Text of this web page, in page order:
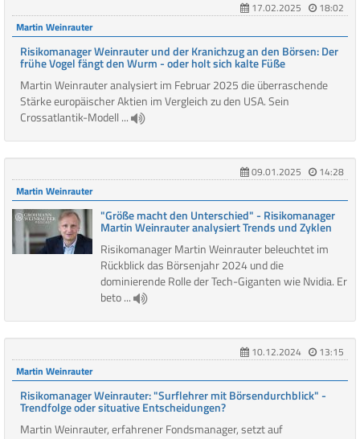
17.02.2025
18:02
Martin Weinrauter
Risikomanager Weinrauter und der Kranichzug an den Börsen: Der
frühe Vogel fängt den Wurm - oder holt sich kalte Füße
Martin Weinrauter analysiert im Februar 2025 die überraschende
Stärke europäischer Aktien im Vergleich zu den USA. Sein
Crossatlantik-Modell ...
09.01.2025
14:28
Martin Weinrauter
"Größe macht den Unterschied" - Risikomanager
Martin Weinrauter analysiert Trends und Zyklen
Risikomanager Martin Weinrauter beleuchtet im
Rückblick das Börsenjahr 2024 und die
dominierende Rolle der Tech-Giganten wie Nvidia. Er
beto ...
10.12.2024
13:15
Martin Weinrauter
Risikomanager Weinrauter: "Surflehrer mit Börsendurchblick" -
Trendfolge oder situative Entscheidungen?
Martin Weinrauter, erfahrener Fondsmanager, setzt auf